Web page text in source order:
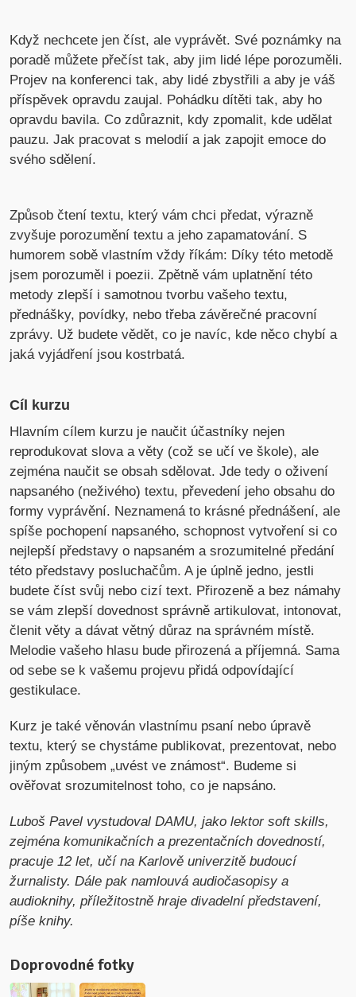
Když nechcete jen číst, ale vyprávět. Své poznámky na
poradě můžete přečíst tak, aby jim lidé lépe porozuměli.
Projev na konferenci tak, aby lidé zbystřili a aby je váš
příspěvek opravdu zaujal. Pohádku dítěti tak, aby ho
opravdu bavila. Co zdůraznit, kdy zpomalit, kde udělat
pauzu. Jak pracovat s melodií a jak zapojit emoce do
svého sdělení.
Způsob čtení textu, který vám chci předat, výrazně
zvyšuje porozumění textu a jeho zapamatování. S
humorem sobě vlastním vždy říkám: Díky této metodě
jsem porozuměl i poezii. Zpětně vám uplatnění této
metody zlepší i samotnou tvorbu vašeho textu,
přednášky, povídky, nebo třeba závěrečné pracovní
zprávy. Už budete vědět, co je navíc, kde něco chybí a
jaká vyjádření jsou kostrbatá.
Cíl kurzu
Hlavním cílem kurzu je naučit účastníky nejen
reprodukovat slova a věty (což se učí ve škole), ale
zejména naučit se obsah sdělovat. Jde tedy o oživení
napsaného (neživého) textu, převedení jeho obsahu do
formy vyprávění. Neznamená to krásné přednášení, ale
spíše pochopení napsaného, schopnost vytvoření si co
nejlepší představy o napsaném a srozumitelné předání
této představy posluchačům. A je úplně jedno, jestli
budete číst svůj nebo cizí text. Přirozeně a bez námahy
se vám zlepší dovednost správně artikulovat, intonovat,
členit věty a dávat větný důraz na správném místě.
Melodie vašeho hlasu bude přirozená a příjemná. Sama
od sebe se k vašemu projevu přidá odpovídající
gestikulace.
Kurz je také věnován vlastnímu psaní nebo úpravě
textu, který se chystáme publikovat, prezentovat, nebo
jiným způsobem „uvést ve známost“. Budeme si
ověřovat srozumitelnost toho, co je napsáno.
Luboš Pavel vystudoval DAMU, jako lektor soft skills,
zejména komunikačních a prezentačních dovedností,
pracuje 12 let, učí na Karlově univerzitě budoucí
žurnalisty. Dále pak namlouvá audiočasopisy a
audioknihy, příležitostně hraje divadelní představení,
píše knihy.
Doprovodné fotky